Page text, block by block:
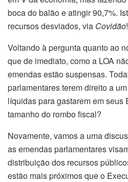
boca do balão e atingir 90,7%.
recursos desviados, via Covidão!
Voltando à pergunta quanto ao
que de imediato, como a LOA
emendas estão suspensas.
parlamentares terem direito a
líquidas para gastarem em seus
tamanho do rombo fiscal?
Novamente, vamos a uma
as emendas parlamentares
distribuição dos recursos
estão mais próximos que o